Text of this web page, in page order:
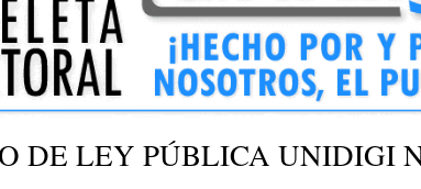
DE LEY PÚBLICA UNIDIGI